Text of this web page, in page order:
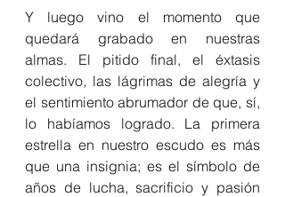
Y luego vino el momento que
quedará grabado en nuestras
almas. El pitido final, el éxtasis
colectivo, las lágrimas de alegría y
el sentimiento abrumador de que, sí,
lo habíamos logrado. La primera
estrella en nuestro escudo es más
que una insignia; es el símbolo de
años de lucha, sacrificio y pasión